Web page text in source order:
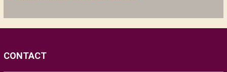
CONTACT